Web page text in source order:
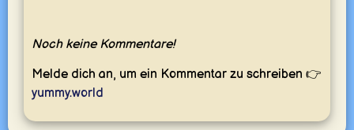
Noch keine Kommentare!
Melde dich an, um ein Kommentar zu schreiben 👉
yummy.world